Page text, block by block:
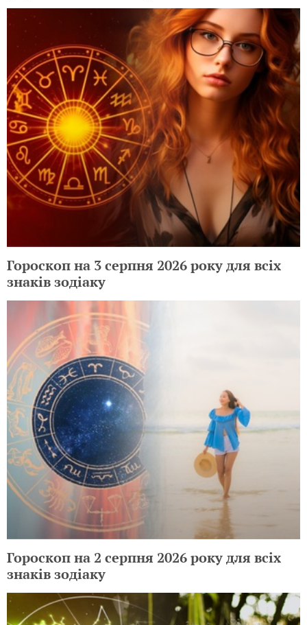
Гороскоп на 3 серпня 2026 року для всіх
знаків зодіаку
Гороскоп на 2 серпня 2026 року для всіх
знаків зодіаку